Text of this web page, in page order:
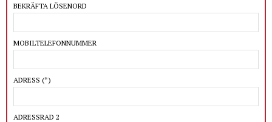
BEKRÄFTA LÖSENORD
MOBILTELEFONNUMMER
ADRESS (*)
ADRESSRAD 2